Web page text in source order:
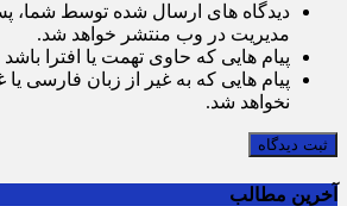
دیدگاه های ارسال شده توسط شما،
مدیریت در وب منتشر خواهد شد.
پیام هایی که حاوی تهمت یا افترا
پیام هایی که به غیر از زبان فارسی
نخواهد شد.
ثبت دیدگاه
آخرین مطالب